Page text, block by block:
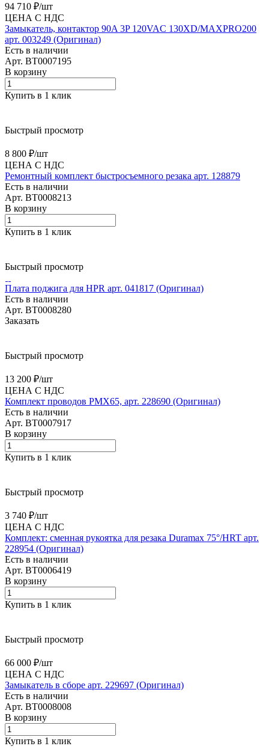
94 710 ₽/шт
ЦЕНА С НДС
Замыкатель, контактор 90A 3P 120VAC 130XD/MAXPRO200
арт. 003249 (Оригинал)
Есть в наличии
Арт. BT0007195
В корзину
Купить в 1 клик
Быстрый просмотр
8 800 ₽/шт
ЦЕНА С НДС
Ремонтный комплект быстросъемного резака арт. 128879
Есть в наличии
Арт. BT0008213
В корзину
Купить в 1 клик
Быстрый просмотр
Плата поджига для HPR арт. 041817 (Оригинал)
Есть в наличии
Арт. BT0008280
Заказать
Быстрый просмотр
13 200 ₽/шт
ЦЕНА С НДС
Комплект проводов PMX65, арт. 228690 (Оригинал)
Есть в наличии
Арт. BT0007917
В корзину
Купить в 1 клик
Быстрый просмотр
3 740 ₽/шт
ЦЕНА С НДС
Комплект: сменная рукоятка для резака Duramax 75°/HRT арт.
228954 (Оригинал)
Есть в наличии
Арт. BT0006419
В корзину
Купить в 1 клик
Быстрый просмотр
66 000 ₽/шт
ЦЕНА С НДС
Замыкатель в сборе арт. 229697 (Оригинал)
Есть в наличии
Арт. BT0008008
В корзину
Купить в 1 клик